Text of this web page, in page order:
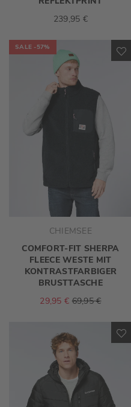
239,95 €
SALE -57%
CHIEMSEE
COMFORT-FIT SHERPA
FLEECE WESTE MIT
KONTRASTFARBIGER
BRUSTTASCHE
29,95 € 69,95 €